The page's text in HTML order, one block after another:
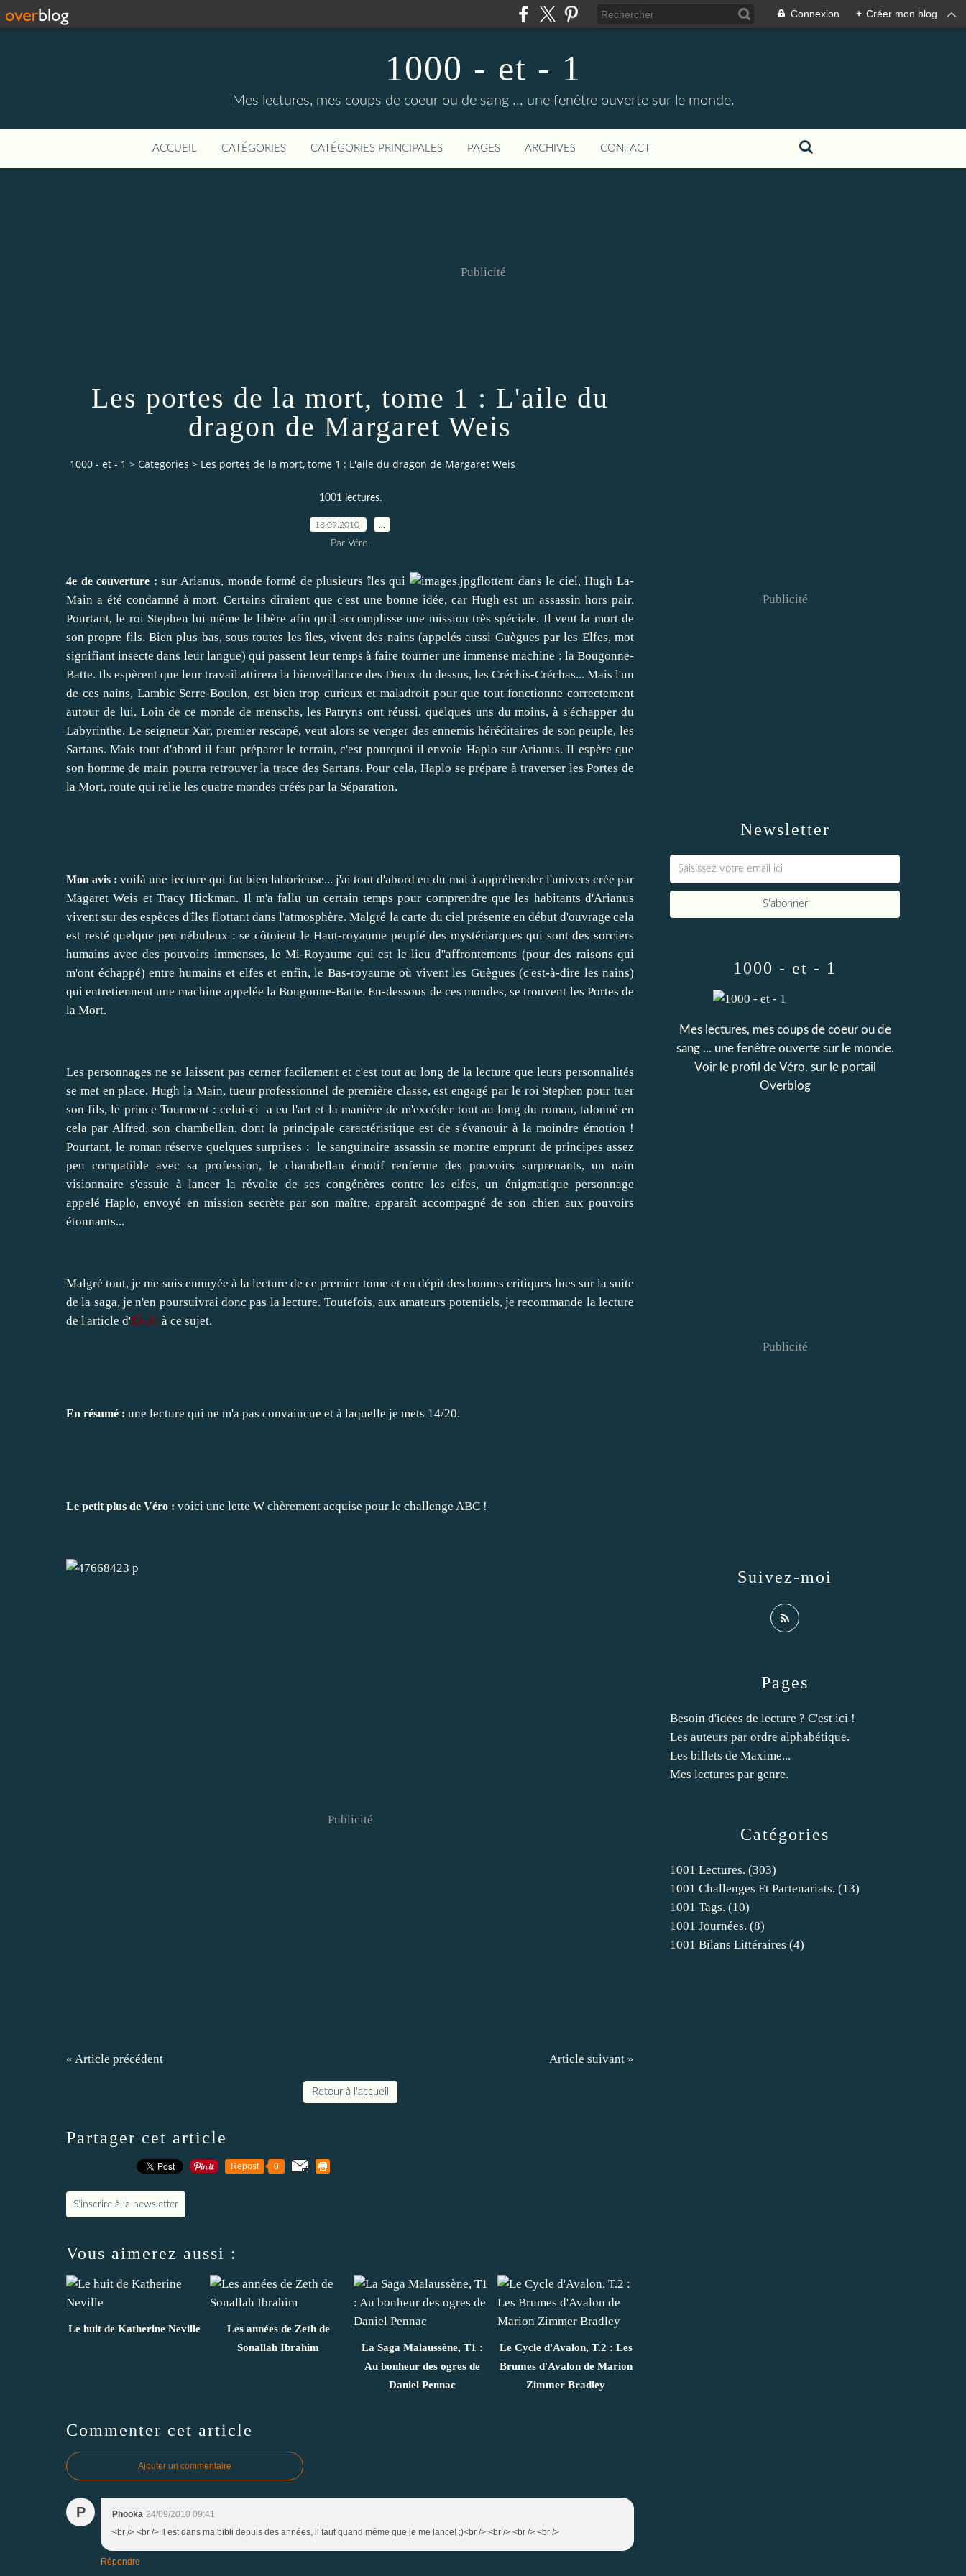
Connexion + Créer mon blog
1000 - et - 1
Mes lectures, mes coups de coeur ou de sang ... une fenêtre ouverte sur le monde.
ACCUEIL CATÉGORIES CATÉGORIES PRINCIPALES PAGES ARCHIVES CONTACT
Publicité
Les portes de la mort, tome 1 : L'aile du
dragon de Margaret Weis
1000 - et - 1 > Categories > Les portes de la mort, tome 1 : L'aile du dragon de Margaret Weis
1001 lectures.
18.09.2010
Par Véro.
4e de couverture : sur Arianus, monde formé de plusieurs îles qui
flottent dans le ciel, Hugh La-
Main a été condamné à mort. Certains diraient que c'est une bonne idée, car Hugh est un assassin hors pair.
Pourtant, le roi Stephen lui même le libère afin qu'il accomplisse une mission très spéciale. Il veut la mort de
son propre fils. Bien plus bas, sous toutes les îles, vivent des nains (appelés aussi Guègues par les Elfes, mot
signifiant insecte dans leur langue) qui passent leur temps à faire tourner une immense machine : la Bougonne-
Batte. Ils espèrent que leur travail attirera la bienveillance des Dieux du dessus, les Créchis-Créchas... Mais l'un
de ces nains, Lambic Serre-Boulon, est bien trop curieux et maladroit pour que tout fonctionne correctement
autour de lui. Loin de ce monde de menschs, les Patryns ont réussi, quelques uns du moins, à s'échapper du
Labyrinthe. Le seigneur Xar, premier rescapé, veut alors se venger des ennemis héréditaires de son peuple, les
Sartans. Mais tout d'abord il faut préparer le terrain, c'est pourquoi il envoie Haplo sur Arianus. Il espère que
son homme de main pourra retrouver la trace des Sartans. Pour cela, Haplo se prépare à traverser les Portes de
la Mort, route qui relie les quatre mondes créés par la Séparation.
Mon avis : voilà une lecture qui fut bien laborieuse... j'ai tout d'abord eu du mal à appréhender l'univers crée par
Magaret Weis et Tracy Hickman. Il m'a fallu un certain temps pour comprendre que les habitants d'Arianus
vivent sur des espèces d'îles flottant dans l'atmosphère. Malgré la carte du ciel présente en début d'ouvrage cela
est resté quelque peu nébuleux : se côtoient le Haut-royaume peuplé des mystériarques qui sont des sorciers
humains avec des pouvoirs immenses, le Mi-Royaume qui est le lieu d''affrontements (pour des raisons qui
m'ont échappé) entre humains et elfes et enfin, le Bas-royaume où vivent les Guègues (c'est-à-dire les nains)
qui entretiennent une machine appelée la Bougonne-Batte. En-dessous de ces mondes, se trouvent les Portes de
la Mort.
Les personnages ne se laissent pas cerner facilement et c'est tout au long de la lecture que leurs personnalités
se met en place. Hugh la Main, tueur professionnel de première classe, est engagé par le roi Stephen pour tuer
son fils, le prince Tourment : celui-ci a eu l'art et la manière de m'excéder tout au long du roman, talonné en
cela par Alfred, son chambellan, dont la principale caractéristique est de s'évanouir à la moindre émotion !
Pourtant, le roman réserve quelques surprises : le sanguinaire assassin se montre emprunt de principes assez
peu compatible avec sa profession, le chambellan émotif renferme des pouvoirs surprenants, un nain
visionnaire s'essuie à lancer la révolte de ses congénères contre les elfes, un énigmatique personnage
appelé Haplo, envoyé en mission secrète par son maître, apparaît accompagné de son chien aux pouvoirs
étonnants...
Malgré tout, je me suis ennuyée à la lecture de ce premier tome et en dépit des bonnes critiques lues sur la suite
de la saga, je n'en poursuivrai donc pas la lecture. Toutefois, aux amateurs potentiels, je recommande la lecture
de l'article d'El-Jc à ce sujet.
En résumé : une lecture qui ne m'a pas convaincue et à laquelle je mets 14/20.
Le petit plus de Véro : voici une lette W chèrement acquise pour le challenge ABC !
Publicité
« Article précédent Article suivant »
Retour à l'accueil
Partager cet article
Repost 0
S'inscrire à la newsletter
Vous aimerez aussi :
Le huit de Katherine Neville
Les années de Zeth de
Sonallah Ibrahim
La Saga Malaussène, T1 :
Au bonheur des ogres de
Daniel Pennac
Le Cycle d'Avalon, T.2 : Les
Brumes d'Avalon de Marion
Zimmer Bradley
Commenter cet article
Ajouter un commentaire
P Phooka 24/09/2010 09:41
<br /> <br /> Il est dans ma bibli depuis des années, il faut quand même que je me lance! ;)<br /> <br /> <br /> <br />
Répondre
Newsletter
Publicité
Catégories
1001 Lectures. (303)
1001 Challenges Et Partenariats. (13)
1001 Tags. (10)
1001 Journées. (8)
1001 Bilans Littéraires (4)
Pages
Besoin d'idées de lecture ? C'est ici !
Les auteurs par ordre alphabétique.
Les billets de Maxime...
Mes lectures par genre.
1000 - et - 1
Mes lectures, mes coups de coeur ou de
sang ... une fenêtre ouverte sur le monde.
Voir le profil deVéro. sur le portail
Overblog
Suivez-moi
Publicité